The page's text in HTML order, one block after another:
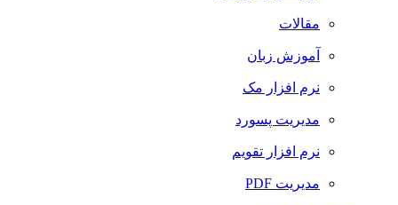
مقالات
آموزش زبان
نرم افزار مک
مدیریت پسورد
نرم افزار تقویم
مدیریت PDF